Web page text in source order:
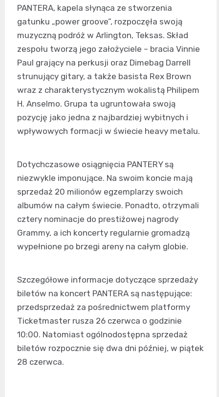
PANTERA, kapela słynąca ze stworzenia
gatunku „power groove”, rozpoczęła swoją
muzyczną podróż w Arlington, Teksas. Skład
zespołu tworzą jego założyciele – bracia Vinnie
Paul grający na perkusji oraz Dimebag Darrell
strunujący gitary, a także basista Rex Brown
wraz z charakterystycznym wokalistą Philipem
H. Anselmo. Grupa ta ugruntowała swoją
pozycję jako jedna z najbardziej wybitnych i
wpływowych formacji w świecie heavy metalu.
Dotychczasowe osiągnięcia PANTERY są
niezwykle imponujące. Na swoim koncie mają
sprzedaż 20 milionów egzemplarzy swoich
albumów na całym świecie. Ponadto, otrzymali
cztery nominacje do prestiżowej nagrody
Grammy, a ich koncerty regularnie gromadzą
wypełnione po brzegi areny na całym globie.
Szczegółowe informacje dotyczące sprzedaży
biletów na koncert PANTERA są następujące:
przedsprzedaż za pośrednictwem platformy
Ticketmaster rusza 26 czerwca o godzinie
10:00. Natomiast ogólnodostępna sprzedaż
biletów rozpocznie się dwa dni później, w piątek
28 czerwca.